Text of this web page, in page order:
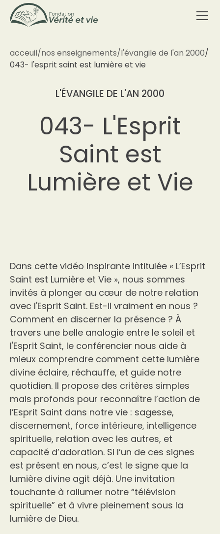
acceuil/nos enseignements/l'évangile de l'an 2000/
043- l'esprit saint est lumière et vie
L'ÉVANGILE DE L'AN 2000
043- L'Esprit
Saint est
Lumière et Vie
Dans cette vidéo inspirante intitulée « L’Esprit
Saint est Lumière et Vie », nous sommes
invités à plonger au cœur de notre relation
avec l'Esprit Saint. Est-il vraiment en nous ?
Comment en discerner la présence ? À
travers une belle analogie entre le soleil et
l'Esprit Saint, le conférencier nous aide à
mieux comprendre comment cette lumière
divine éclaire, réchauffe, et guide notre
quotidien. Il propose des critères simples
mais profonds pour reconnaître l’action de
l’Esprit Saint dans notre vie : sagesse,
discernement, force intérieure, intelligence
spirituelle, relation avec les autres, et
capacité d’adoration. Si l’un de ces signes
est présent en nous, c’est le signe que la
lumière divine agit déjà. Une invitation
touchante à rallumer notre “télévision
spirituelle” et à vivre pleinement sous la
lumière de Dieu.